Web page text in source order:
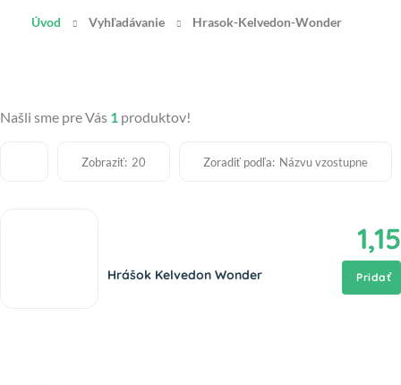
Úvod Vyhľadávanie Hrasok-Kelvedon-Wonder
Našli sme pre Vás 1 produktov!
Zobraziť: 20 Zoradiť podľa: Názvu vzostupne
Hrášok Kelvedon Wonder
1,15
Pridať